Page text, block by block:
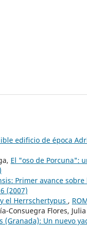
edificio de época
El "oso de Porcuna":
Primer avance
(2007)
el Herrschertypus ,
Consuegra Flores,
(Granada): Un nuevo